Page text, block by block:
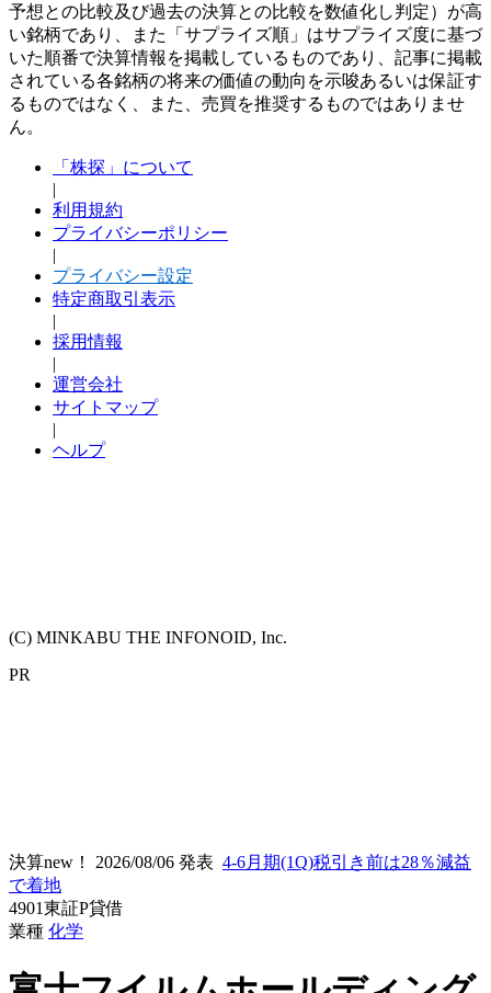
予想との比較及び過去の決算との比較を数値化し判定）が高
い銘柄であり、また「サプライズ順」はサプライズ度に基づ
いた順番で決算情報を掲載しているものであり、記事に掲載
されている各銘柄の将来の価値の動向を示唆あるいは保証す
るものではなく、また、売買を推奨するものではありませ
ん。
「株探」について
|
利用規約
プライバシーポリシー
|
プライバシー設定
特定商取引表示
|
採用情報
|
運営会社
サイトマップ
|
ヘルプ
(C) MINKABU THE INFONOID, Inc.
PR
決算new！ 2026/08/06 発表 4-6月期(1Q)税引き前は28％減益
で着地
4901東証P貸借
業種 化学